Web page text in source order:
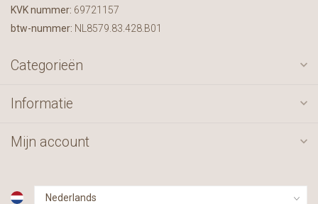
KVK nummer: 69721157
btw-nummer: NL8579.83.428.B01
Categorieën
Informatie
Mijn account